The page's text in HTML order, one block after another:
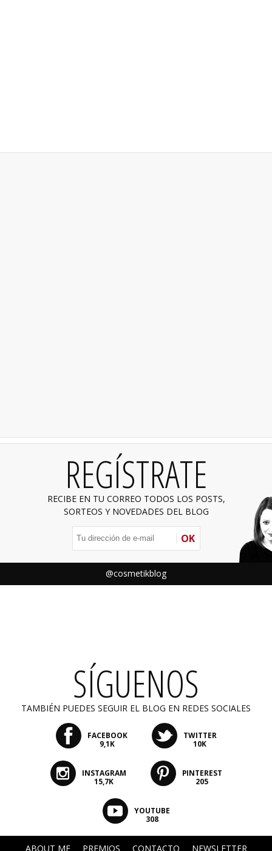
REGÍSTRATE
RECIBE EN TU CORREO TODOS LOS POSTS,
SORTEOS Y NOVEDADES DEL BLOG
OK
@cosmetikblog
SÍGUENOS
TAMBIÉN PUEDES SEGUIR EL BLOG EN REDES SOCIALES
FACEBOOK
9,1K
TWITTER
10K
INSTAGRAM
15,7K
PINTEREST
205
YOUTUBE
308
ABOUT ME PREMIOS CONTACTO NEWSLETTER